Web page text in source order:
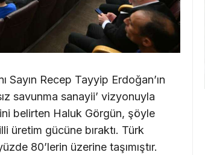
Sayın Recep Tayyip Erdoğan’ın
savunma sanayii’ vizyonuyla
belirten Haluk Görgün, şöyle
üretim gücüne bıraktı. Türk
80’lerin üzerine taşımıştır.